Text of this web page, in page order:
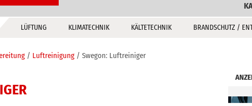
LÜFTUNG KLIMATECHNIK KÄLTETECHNIK BRANDSCHUTZ /
Luftreinigung Swegon: Luftreiniger